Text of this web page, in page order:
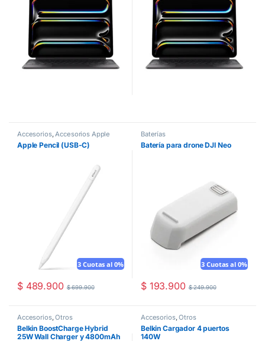
Accesorios,Accesorios Apple
Apple Pencil (USB-C)
3 Cuotas al 0%
$489.900 $699.900
Baterías
Batería para drone DJI Neo
3 Cuotas al 0%
$193.900 $249.900
Accesorios,Otros
Belkin BoostCharge Hybrid
25W Wall Charger y 4800mAh
Accesorios,Otros
Belkin Cargador 4 puertos
140W